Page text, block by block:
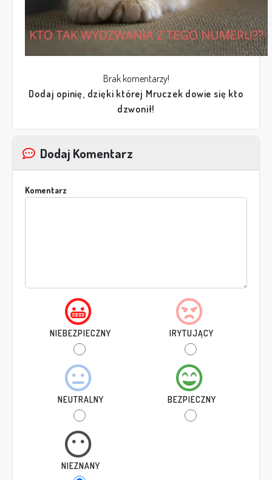
Brak komentarzy!
Dodaj opinię, dzięki której Mruczek dowie się kto
dzwonił!
Dodaj Komentarz
Komentarz
NIEBEZPIECZNY IRYTUJĄCY
NEUTRALNY BEZPIECZNY
NIEZNANY